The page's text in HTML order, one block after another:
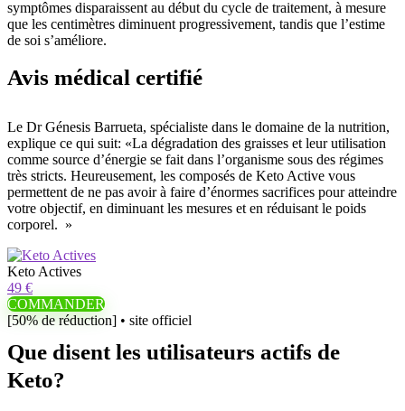
symptômes disparaissent au début du cycle de traitement, à mesure
que les centimètres diminuent progressivement, tandis que l’estime
de soi s’améliore.
Avis médical certifié
Le Dr Génesis Barrueta, spécialiste dans le domaine de la nutrition,
explique ce qui suit: «La dégradation des graisses et leur utilisation
comme source d’énergie se fait dans l’organisme sous des régimes
très stricts. Heureusement, les composés de Keto Active vous
permettent de ne pas avoir à faire d’énormes sacrifices pour atteindre
votre objectif, en diminuant les mesures et en réduisant le poids
corporel. »
Keto Actives
49 €
COMMANDER
[50% de réduction] • site officiel
Que disent les utilisateurs actifs de
Keto?